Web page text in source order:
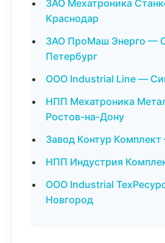
ЗАО Мехатроника
Краснодар
ЗАО ПроМаш Энерго —
Петербург
ООО Industrial Line —
НПП Мехатроника
Ростов-на-Дону
Завод Контур
НПП Индустрия
ООО Industrial
Новгород